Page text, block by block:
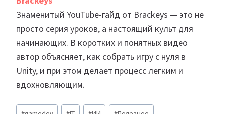
Знаменитый YouTube-гайд от Brackeys — это не
просто серия уроков, а настоящий культ для
начинающих. В коротких и понятных видео
автор объясняет, как собрать игру с нуля в
Unity, и при этом делает процесс легким и
вдохновляющим.
Метки